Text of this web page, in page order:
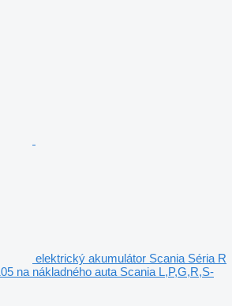
elektrický akumulátor Scania Séria R
na nákladného auta Scania L,P,G,R,S-